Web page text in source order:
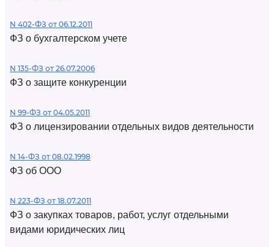
N 402-ФЗ от 06.12.2011
ФЗ о бухгалтерском учете
N 135-ФЗ от 26.07.2006
ФЗ о защите конкуренции
N 99-ФЗ от 04.05.2011
ФЗ о лицензировании отдельных видов деятельности
N 14-ФЗ от 08.02.1998
ФЗ об ООО
N 223-ФЗ от 18.07.2011
ФЗ о закупках товаров, работ, услуг отдельными
видами юридических лиц